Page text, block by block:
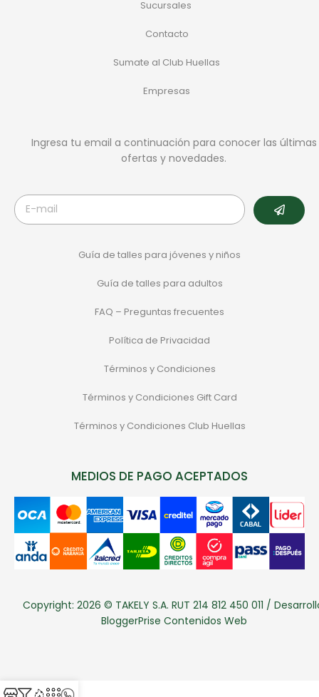
Sucursales
Contacto
Sumate al Club Huellas
Empresas
Ingresa tu email a continuación para conocer las últimas
ofertas y novedades.
Guía de talles para jóvenes y niños
Guía de talles para adultos
FAQ – Preguntas frecuentes
Política de Privacidad
Términos y Condiciones
Términos y Condiciones Gift Card
Términos y Condiciones Club Huellas
MEDIOS DE PAGO ACEPTADOS
Copyright: 2026 © TAKELY S.A. RUT 214 812 450 011 /
BloggerPrise Contenidos Web